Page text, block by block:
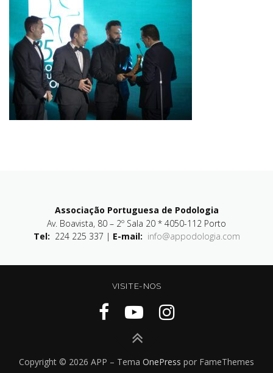
Associação Portuguesa de Podologia
Av. Boavista, 80 – 2º Sala 20 * 4050-112 Porto
Tel: 224 225 337 | E-mail: info@appodologia.com
VISITE-NOS
Copyright © 2026 APP – Tema OnePress por FameThemes